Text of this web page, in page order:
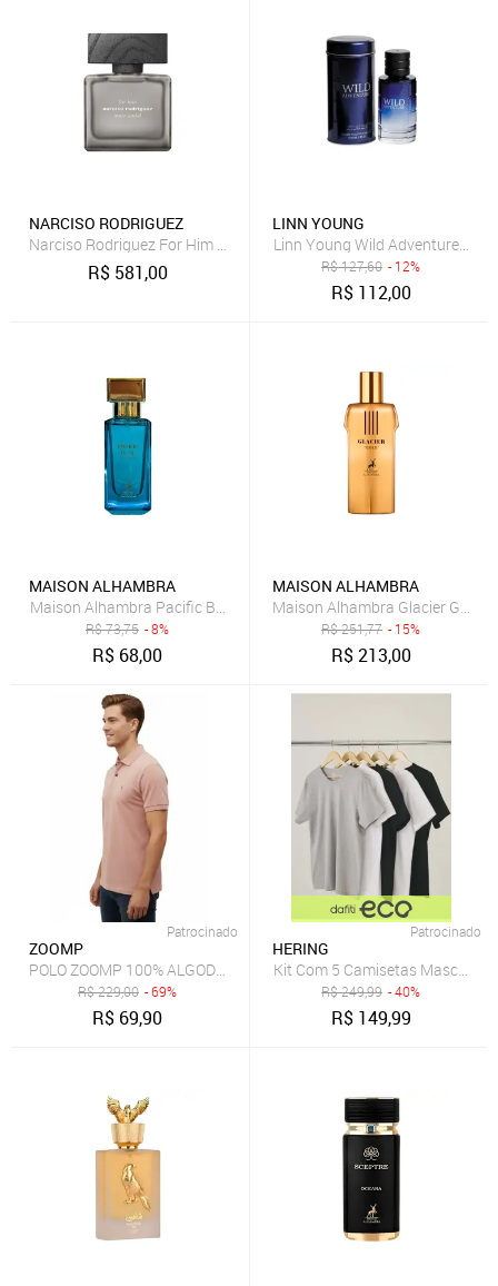
NARCISO RODRIGUEZ
Narciso Rodriguez For Him Musc Santal Eau de Parfum Intense -
R$ 581,00
LINN YOUNG
Linn Young Wild Adventure Eau
R$127,60 - 12%
R$ 112,00
MAISON ALHAMBRA
Maison Alhambra Pacific Blue Eau de Parfum - Perfume Masculino
R$73,75 - 8%
R$ 68,00
MAISON ALHAMBRA
Maison Alhambra Glacier Gold
R$251,77 - 15%
R$213,00
Patrocinado
ZOOMP
POLO ZOOMP 100% ALGODÃO
R$229,00 - 69%
R$ 69,90
Patrocinado
HERING
Kit Com 5 Camisetas
R$249,99 - 40%
R$ 149,99